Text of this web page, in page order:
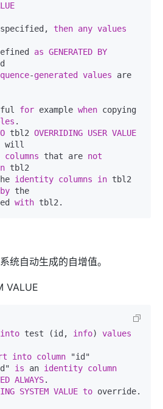
specified, then any values
as GENERATED BY
-generated values are
for example when
.
tbl2 OVERRIDING USER VALUE
columns that are not
identity columns in tbl2
by
with
统自动生成的自增值。
VALUE
into test (id, info) values
into column "id"
is an identity column
ALWAYS.
SYSTEM VALUE to override.